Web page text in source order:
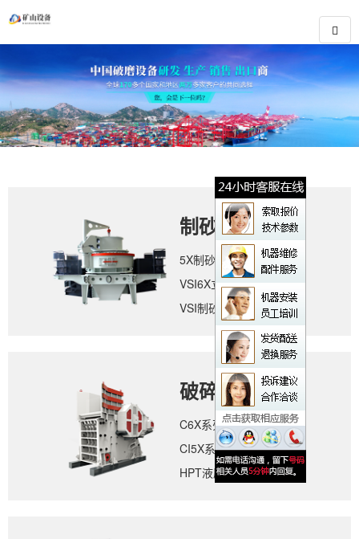
制砂设备
5X制砂机
VSI6X立轴冲击式破碎机
VSI制砂机
破碎设备
C6X系列颚式破碎机
CI5X系列反击式破碎机
HPT液压圆锥破碎机